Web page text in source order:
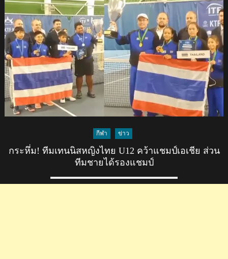
กีฬา ข่าว
กระหึ่ม! ทีมเทนนิสหญิงไทย U12 คว้าแชมป์เอเชีย ส่วน
ทีมชายได้รองแชมป์